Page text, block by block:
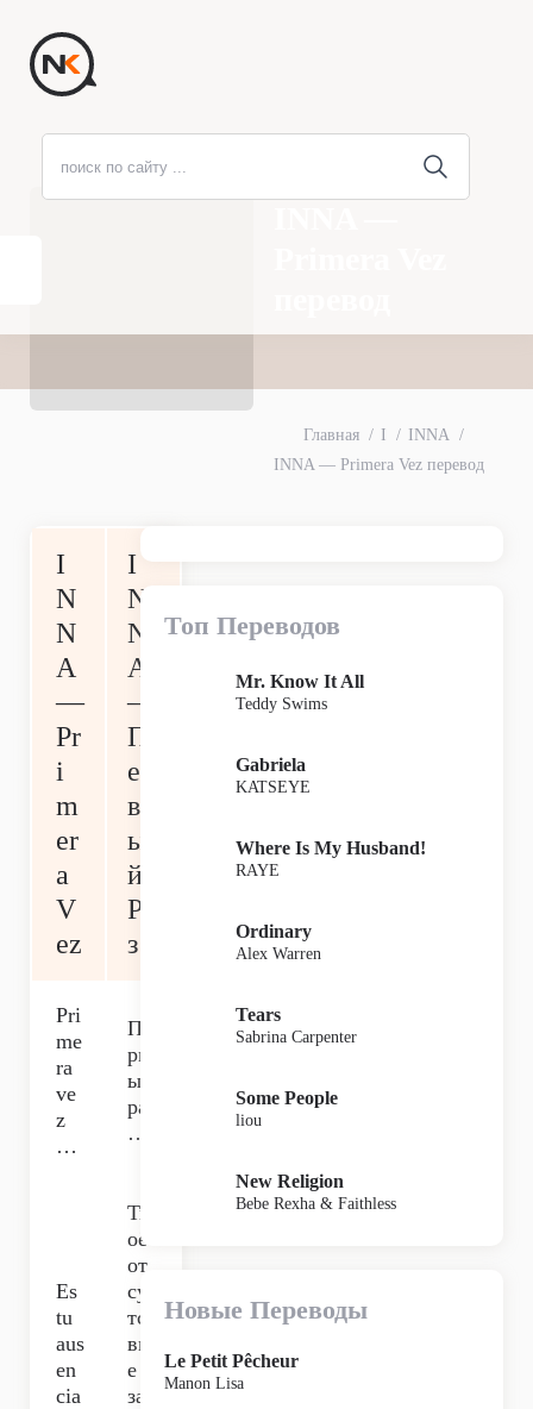
Главная I
INNA
INNA — Primera Vez перевод
I
N
N
A
—
Pr
i
m
er
a
V
ez
I
N
N
A
—
П
ер
в
ы
й
Ра
з
Pri
me
ra
ve
z
…
Пе
рв
ый
раз
…
Es
tu
aus
en
cia
Тв
оё
от
су
тст
ви
е
зас
Топ Переводов
Mr. Know It All
Teddy Swims
Gabriela
KATSEYE
Where Is My Husband!
RAYE
Ordinary
Alex Warren
Tears
Sabrina Carpenter
Some People
liou
New Religion
Bebe Rexha & Faithless
Новые Переводы
Le Petit Pêcheur
Manon Lisa